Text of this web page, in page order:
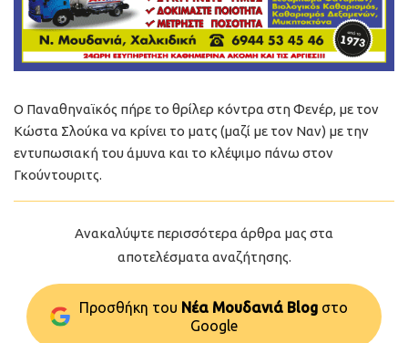
Ο Παναθηναϊκός πήρε το θρίλερ κόντρα στη Φενέρ, με τον
Κώστα Σλούκα να κρίνει το ματς (μαζί με τον Ναν) με την
εντυπωσιακή του άμυνα και το κλέψιμο πάνω στον
Γκούντουριτς.
Ανακαλύψτε περισσότερα άρθρα μας στα
αποτελέσματα αναζήτησης.
Προσθήκη του Νέα Μουδανιά Blog στo
Google